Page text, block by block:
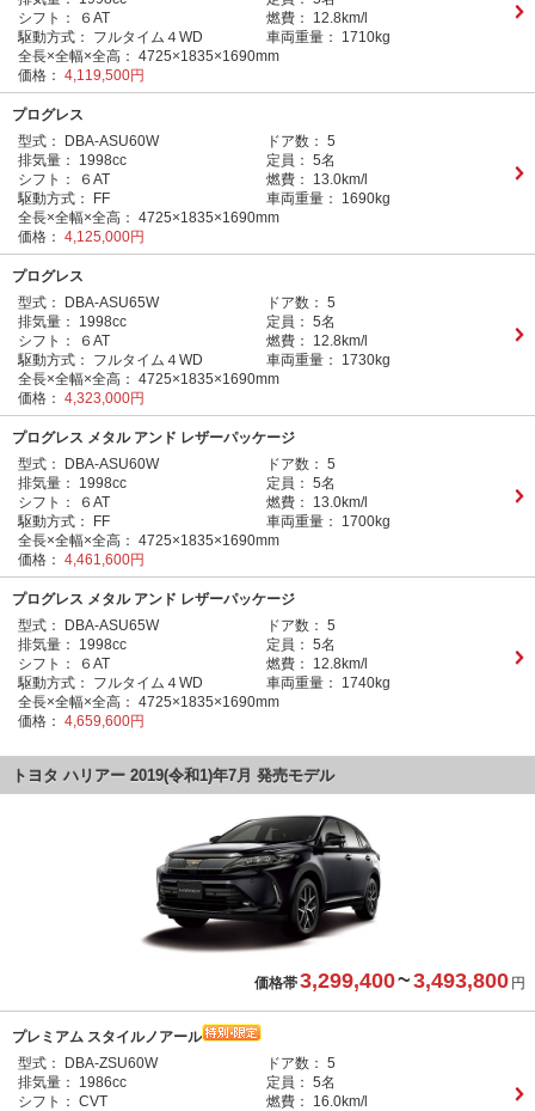
シフト：
６AT 燃費：
12.8km/l
駆動方式：
フルタイム４WD 車両重量：
1710kg
全長×全幅×全高： 4725×1835×1690mm
価格： 4,119,500円
プログレス
型式：
DBA-ASU60W ドア数： 5
排気量：
1998cc 定員： 5名
シフト：
６AT 燃費：
13.0km/l
駆動方式：
FF 車両重量：
1690kg
全長×全幅×全高： 4725×1835×1690mm
価格： 4,125,000円
プログレス
型式：
DBA-ASU65W ドア数： 5
排気量：
1998cc 定員： 5名
シフト：
６AT 燃費：
12.8km/l
駆動方式：
フルタイム４WD 車両重量：
1730kg
全長×全幅×全高： 4725×1835×1690mm
価格： 4,323,000円
プログレス メタル アンド レザーパッケージ
型式：
DBA-ASU60W ドア数： 5
排気量：
1998cc 定員： 5名
シフト：
６AT 燃費：
13.0km/l
駆動方式：
FF 車両重量：
1700kg
全長×全幅×全高： 4725×1835×1690mm
価格： 4,461,600円
プログレス メタル アンド レザーパッケージ
型式：
DBA-ASU65W ドア数： 5
排気量：
1998cc 定員： 5名
シフト：
６AT 燃費：
12.8km/l
駆動方式：
フルタイム４WD 車両重量：
1740kg
全長×全幅×全高： 4725×1835×1690mm
価格： 4,659,600円
トヨタ ハリアー 2019(令和1)年7月 発売モデル
価格帯3,299,400~3,493,800 円
プレミアム スタイルノアール
型式：
DBA-ZSU60W ドア数： 5
排気量：
1986cc 定員： 5名
シフト： CVT 燃費：
16.0km/l